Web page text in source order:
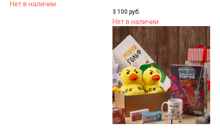
Нет в наличии
3 100 руб.
Нет в наличии